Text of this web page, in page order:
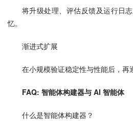
将升级处理、评估反馈及运行日
忆。
渐进式扩展
在小规模验证稳定性与性能后，再
FAQ: 智能体构建器与 AI 智能体
什么是智能体构建器？